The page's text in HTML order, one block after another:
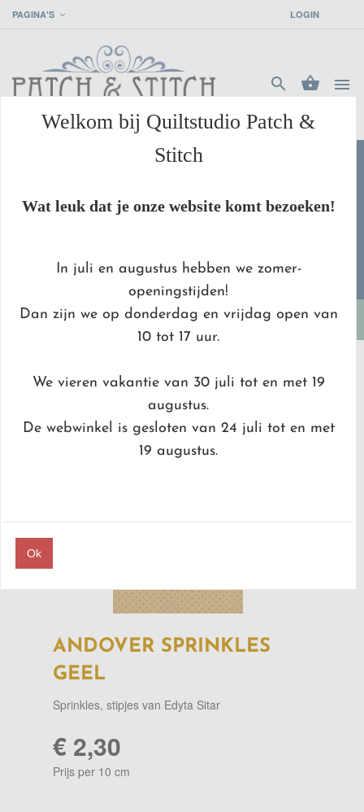
PAGINA'S LOGIN



METZORGVERPAKT
check WE SNIJDEN VANAF 10 CM
https BETAAL
STOF / KLEUR / GEEL /
ANDOVER SPRINKLES GEEL
ANDOVER SPRINKLES
GEEL
Sprinkles, stipjes van Edyta Sitar
€ 2,30
Prijs per 10 cm
Welkom bij Quiltstudio Patch &
Stitch
Wat leuk dat je onze website komt bezoeken!
In juli en augustus hebben we zomer-
openingstijden!
Dan zijn we op donderdag en vrijdag open van
10 tot 17 uur.
We vieren vakantie van 30 juli tot en met 19
augustus.
De webwinkel is gesloten van 24 juli tot en met
19 augustus.
Ok